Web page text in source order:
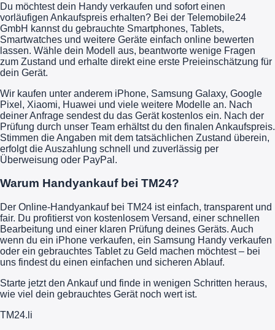
Du möchtest dein Handy verkaufen und sofort einen
vorläufigen Ankaufspreis erhalten? Bei der Telemobile24
GmbH kannst du gebrauchte Smartphones, Tablets,
Smartwatches und weitere Geräte einfach online bewerten
lassen. Wähle dein Modell aus, beantworte wenige Fragen
zum Zustand und erhalte direkt eine erste Preieinschätzung für
dein Gerät.
Wir kaufen unter anderem iPhone, Samsung Galaxy, Google
Pixel, Xiaomi, Huawei und viele weitere Modelle an. Nach
deiner Anfrage sendest du das Gerät kostenlos ein. Nach der
Prüfung durch unser Team erhältst du den finalen Ankaufspreis.
Stimmen die Angaben mit dem tatsächlichen Zustand überein,
erfolgt die Auszahlung schnell und zuverlässig per
Überweisung oder PayPal.
Warum Handyankauf bei TM24?
Der Online-Handyankauf bei TM24 ist einfach, transparent und
fair. Du profitierst von kostenlosem Versand, einer schnellen
Bearbeitung und einer klaren Prüfung deines Geräts. Auch
wenn du ein iPhone verkaufen, ein Samsung Handy verkaufen
oder ein gebrauchtes Tablet zu Geld machen möchtest – bei
uns findest du einen einfachen und sicheren Ablauf.
Starte jetzt den Ankauf und finde in wenigen Schritten heraus,
wie viel dein gebrauchtes Gerät noch wert ist.
TM24.li